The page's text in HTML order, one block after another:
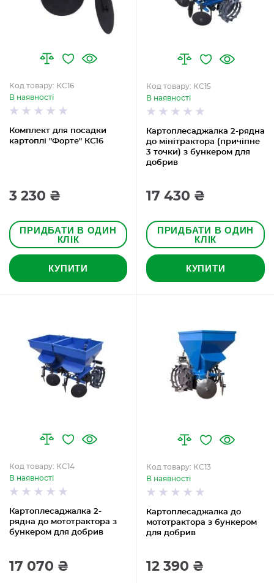
Комплект для посадки
картоплі "Форте" КС16
Код товару: КС16
В наявності
3 230 ₴
ПРИДБАТИ В ОДИН
КЛІК
КУПИТИ
Картоплесаджалка 2-рядна
до мінітрактора (причіпне
3 точки) з бункером для
добрив
Код товару: КС15
В наявності
17 430 ₴
ПРИДБАТИ В ОДИН
КЛІК
КУПИТИ
Картоплесаджалка 2-
рядна до мототрактора з
бункером для добрив
Код товару: КС14
В наявності
17 070 ₴
Картоплесаджалка до
мототрактора з бункером
для добрив
Код товару: КС13
В наявності
12 390 ₴